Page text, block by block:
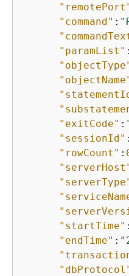
"command" :
"paramList" :
"exitCode" :
"sessionId" :
"rowCount" :
"startTime" :
"endTime" :